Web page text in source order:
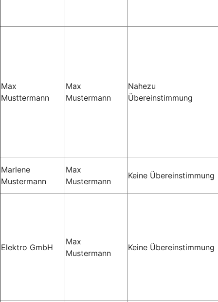
Max
Musttermann
Max
Mustermann
Nahezu
Übereinstimmung
Marlene
Mustermann
Max
Mustermann
Keine Übereinstimmung
Elektro GmbH
Max
Mustermann
Keine Übereinstimmung